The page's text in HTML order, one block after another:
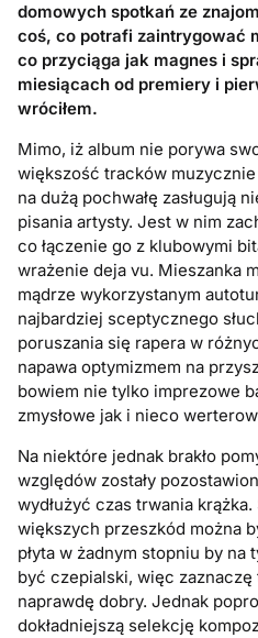
domowych spotkań ze
coś, co potrafi zaintrygować
co przyciąga jak magnes i
miesiącach od premiery i
wróciłem.
Mimo, iż album nie porywa
większość tracków
na dużą pochwałę zasługują
pisania artysty. Jest w nim
co łączenie go z klubowymi
wrażenie deja vu. Mieszanka
mądrze wykorzystanym
najbardziej sceptycznego
poruszania się rapera w
napawa optymizmem na
bowiem nie tylko imprezowe
zmysłowe jak i nieco
Na niektóre jednak brakło
względów zostały
wydłużyć czas trwania krążka.
większych przeszkód można
płyta w żadnym stopniu by na
być czepialski, więc
naprawdę dobry. Jednak
dokładniejszą selekcję